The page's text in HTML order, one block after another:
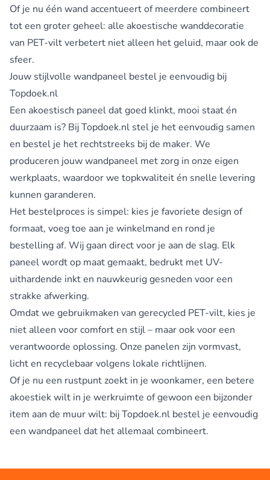
Of je nu één wand accentueert of meerdere combineert
tot een groter geheel: alle akoestische wanddecoratie
van PET-vilt verbetert niet alleen het geluid, maar ook de
sfeer.
Jouw stijlvolle wandpaneel bestel je eenvoudig bij
Topdoek.nl
Een akoestisch paneel dat goed klinkt, mooi staat én
duurzaam is? Bij Topdoek.nl stel je het eenvoudig samen
en bestel je het rechtstreeks bij de maker. We
produceren jouw wandpaneel met zorg in onze eigen
werkplaats, waardoor we topkwaliteit én snelle levering
kunnen garanderen.
Het bestelproces is simpel: kies je favoriete design of
formaat, voeg toe aan je winkelmand en rond je
bestelling af. Wij gaan direct voor je aan de slag. Elk
paneel wordt op maat gemaakt, bedrukt met UV-
uithardende inkt en nauwkeurig gesneden voor een
strakke afwerking.
Omdat we gebruikmaken van gerecycled PET-vilt, kies je
niet alleen voor comfort en stijl – maar ook voor een
verantwoorde oplossing. Onze panelen zijn vormvast,
licht en recyclebaar volgens lokale richtlijnen.
Of je nu een rustpunt zoekt in je woonkamer, een betere
akoestiek wilt in je werkruimte of gewoon een bijzonder
item aan de muur wilt: bij Topdoek.nl bestel je eenvoudig
een wandpaneel dat het allemaal combineert.